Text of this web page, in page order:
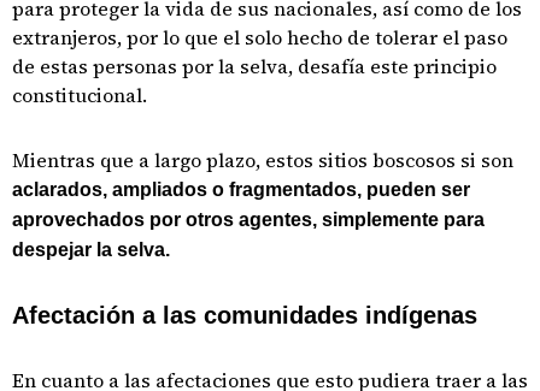
para proteger la vida de sus nacionales, así como de los
extranjeros, por lo que el solo hecho de tolerar el paso
de estas personas por la selva, desafía este principio
constitucional.
Mientras que a largo plazo, estos sitios boscosos si son
aclarados, ampliados o fragmentados, pueden ser
aprovechados por otros agentes, simplemente para
despejar la selva.
Afectación a las comunidades indígenas
En cuanto a las afectaciones que esto pudiera traer a las